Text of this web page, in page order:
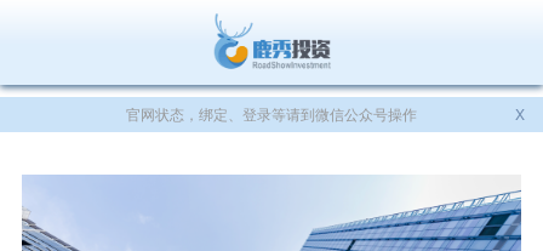
官网状态，绑定、登录等请到微信公众号操作 X